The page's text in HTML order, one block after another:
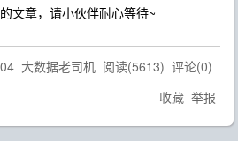
文章，请小伙伴耐心等待~
大数据老司机 阅读(5613) 评论(0)
收藏 举报